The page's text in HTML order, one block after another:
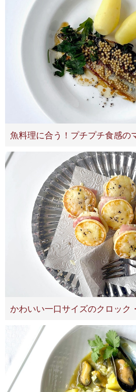
魚料理に合う！プチプチ食感の
かわいい一口サイズのクロック